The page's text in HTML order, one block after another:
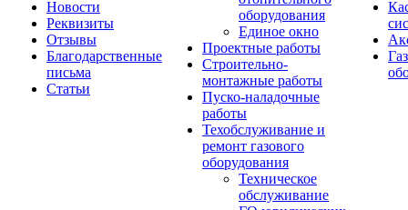
Новости
Реквизиты
Отзывы
Благодарственные
письма
Статьи
оборудования
Единое окно
Проектные работы
Строительно-
монтажные работы
Пуско-наладочные
работы
Техобслуживание и
ремонт газового
оборудования
Техническое
обслуживание